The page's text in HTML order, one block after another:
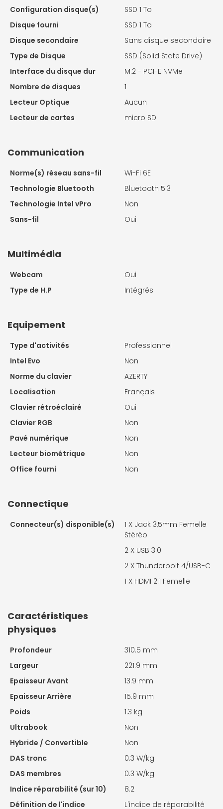
Configuration disque(s)
SSD 1 To
Disque fourni
SSD 1 To
Disque secondaire
Sans disque secondaire
Type de Disque
SSD (Solid State Drive)
Interface du disque dur
M.2 - PCI-E NVMe
Nombre de disques
1
Lecteur Optique
Aucun
Lecteur de cartes
micro SD
Communication
Norme(s) réseau sans-fil
Wi-Fi 6E
Technologie Bluetooth
Bluetooth 5.3
Technologie Intel vPro
Non
Sans-fil
Oui
Multimédia
Webcam
Oui
Type de H.P
Intégrés
Equipement
Type d'activités
Professionnel
Intel Evo
Non
Norme du clavier
AZERTY
Localisation
Français
Clavier rétroéclairé
Oui
Clavier RGB
Non
Pavé numérique
Non
Lecteur biométrique
Non
Office fourni
Non
Connectique
Connecteur(s) disponible(s) 1 X Jack 3,5mm Femelle
Stéréo
2 X USB 3.0
2 X Thunderbolt 4/USB-C
1 X HDMI 2.1 Femelle
Caractéristiques
physiques
Profondeur
310.5 mm
Largeur
221.9 mm
Epaisseur Avant
13.9 mm
Epaisseur Arrière
15.9 mm
Poids
1.3 kg
Ultrabook
Non
Hybride / Convertible
Non
DAS tronc
0.3 W/kg
DAS membres
0.3 W/kg
Indice réparabilité (sur 10)
8.2
Définition de l'indice
L'indice de réparabilité